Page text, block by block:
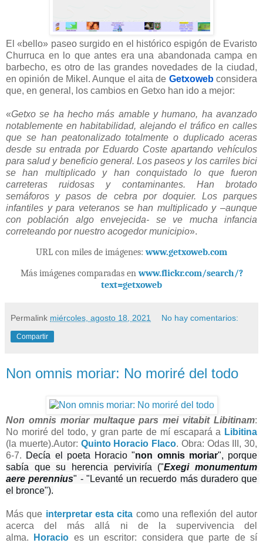
El «bello» paseo surgido en el histórico espigón de Evaristo
Churruca en lo que antes era una abandonada campa en
barbecho, es otro de las grandes novedades de la ciudad,
en opinión de Mikel. Aunque el aita de Getxowebconsidera
que, en general, los cambios en Getxo han ido a mejor:
«Getxo se ha hecho más amable y humano, ha avanzado
notablemente en habitabilidad, alejando el tráfico en calles
que se han peatonalizado totalmente o duplicado aceras
desde su entrada por Eduardo Coste apartando vehículos
para salud y beneficio general. Los paseos y los carriles bici
se han multiplicado y han conquistado lo que fueron
carreteras ruidosas y contaminantes. Han brotado
semáforos y pasos de cebra por doquier. Los parques
infantiles y para veteranos se han multiplicado y –aunque
con población algo envejecida- se ve mucha infancia
correteando por nuestro acogedor municipio».
URL con miles de imágenes:www.getxoweb.com
Más imágenes comparadas enwww.flickr.com/search/?
text=getxoweb
Permalink miércoles, agosto 18, 2021 No hay comentarios:
Compartir
Non omnis moriar: No moriré del todo
Non omnis moriar multaque pars mei vitabit Libitinam:
No moriré del todo, y gran parte de mí escapará a Libitina
(la muerte).Autor: Quinto Horacio Flaco. Obra: Odas III, 30,
6-7. Decía el poeta Horacio "non omnis moriar", porque
sabía que su herencia perviviría ("Exegi monumentum
aere perennius" - "Levanté un recuerdo más duradero que
el bronce").
Más que interpretar esta cita como una reflexión del autor
acerca del más allá ni de la supervivencia del
alma.
Horacio es un escritor: considera que parte de sí